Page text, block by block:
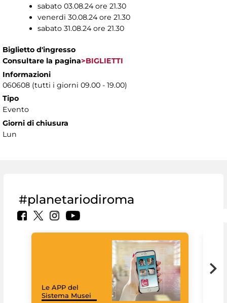
sabato 03.08.24 ore 21.30
venerdi 30.08.24 ore 21.30
sabato 31.08.24 ore 21.30
Biglietto d'ingresso
Consultare la pagina>BIGLIETTI
Informazioni
060608 (tutti i giorni 09.00 - 19.00)
Tipo
Evento
Giorni di chiusura
Lun
#planetariodiroma
Le APP del
Sistema Musei